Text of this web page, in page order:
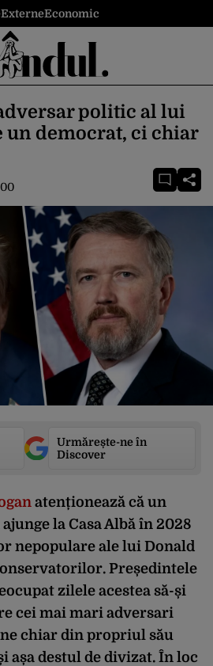
ExterneEconomic
politic al lui
un democrat, ci chiar
Urmărește-ne în
Discover
atenționează că un
la Casa Albă în 2028
nepopulare ale lui Donald
Președintele
zilele acestea să-și
cei mai mari adversari
chiar din propriul său
așa destul de divizat. În loc